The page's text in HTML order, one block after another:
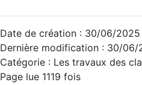
Date de création : 30/06/
Dernière modification : 30/06/
Catégorie : Les travaux des
Page lue 1119 fois